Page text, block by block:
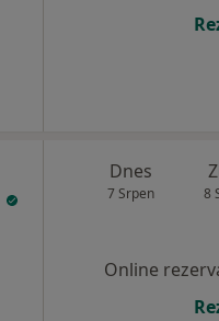
Dnes
7 Srpen 8
Online